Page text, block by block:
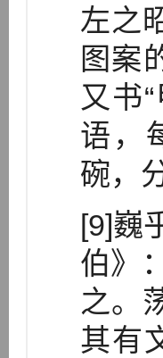
左之
图案
又书
语，
碗，
[9]巍
伯》
之。
其有